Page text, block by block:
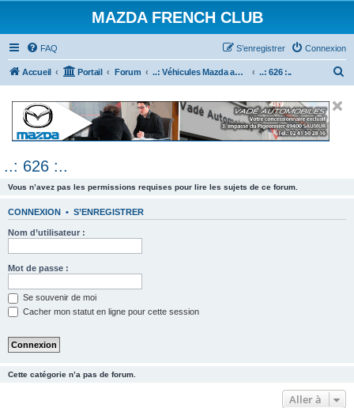
MAZDA FRENCH CLUB
FAQ Connexion
S’enregistrer
Accueil Portail Forum ..: Véhicules Mazda ancien (<2003) :.. ..: 626 :..
e
..: 626 :..
Vous n’avez pas les permissions requises pour lire les sujets de ce forum.
CONNEXION • S’ENREGISTRER
Nom d’utilisateur :
Mot de passe :
Se souvenir de moi
Cacher mon statut en ligne pour cette session
Cette catégorie n’a pas de forum.
Aller à